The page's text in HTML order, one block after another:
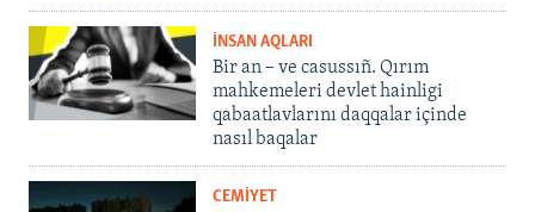
İNSAN AQLARI
Bir an – ve casussıñ. Qırım
mahkemeleri devlet hainligi
qabaatlavlarını daqqalar içinde
nasıl baqalar
CEMİYET